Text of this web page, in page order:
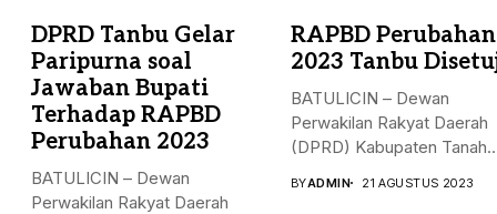
DPRD Tanbu Gelar
Paripurna soal
Jawaban Bupati
Terhadap RAPBD
Perubahan 2023
BATULICIN – Dewan
Perwakilan Rakyat Daerah
RAPBD Perubahan
2023 Tanbu
BATULICIN – Dewan
Perwakilan Rakyat Daerah
(DPRD) Kabupaten Tanah
BYADMIN 21 AGUSTUS 2023